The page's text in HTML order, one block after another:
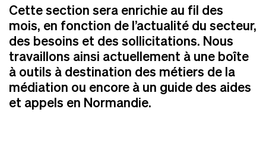
Cette section sera enrichie au fil des
mois, en fonction de l’actualité du secteur,
des besoins et des sollicitations. Nous
travaillons ainsi actuellement à une boîte
à outils à destination des métiers de la
médiation ou encore à un guide des aides
et appels en Normandie.